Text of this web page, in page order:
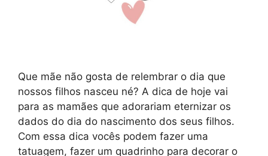
Que mãe não gosta de relembrar o dia que
nossos filhos nasceu né? A dica de hoje vai
para as mamães que adorariam eternizar os
dados do dia do nascimento dos seus filhos.
Com essa dica vocês podem fazer uma
tatuagem, fazer um quadrinho para decorar o